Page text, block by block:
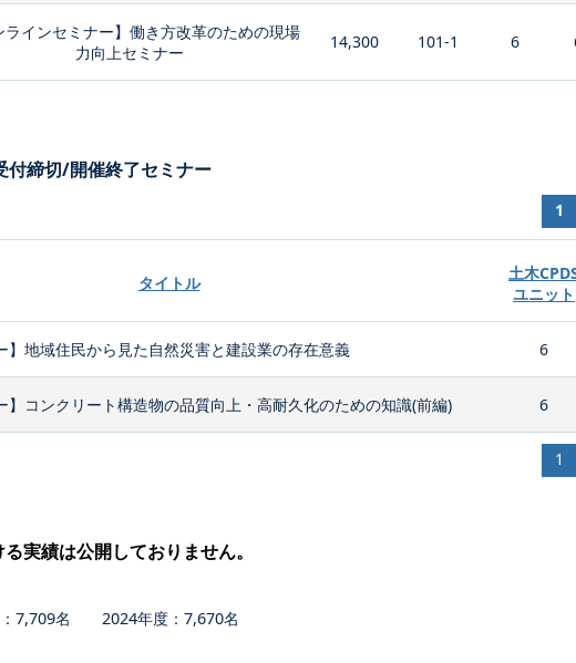
ラインセミナー】働き方改革のための現場
力向上セミナー
14,300 101-1 6
付締切/開催終了セミナー
1
タイトル
土木
ユニット
】地域住民から見た自然災害と建設業の存在意義 6
】コンクリート構造物の品質向上・高耐久化のための知識(前編) 6
1
実績は公開しておりません。
名 2024年度：7,670名